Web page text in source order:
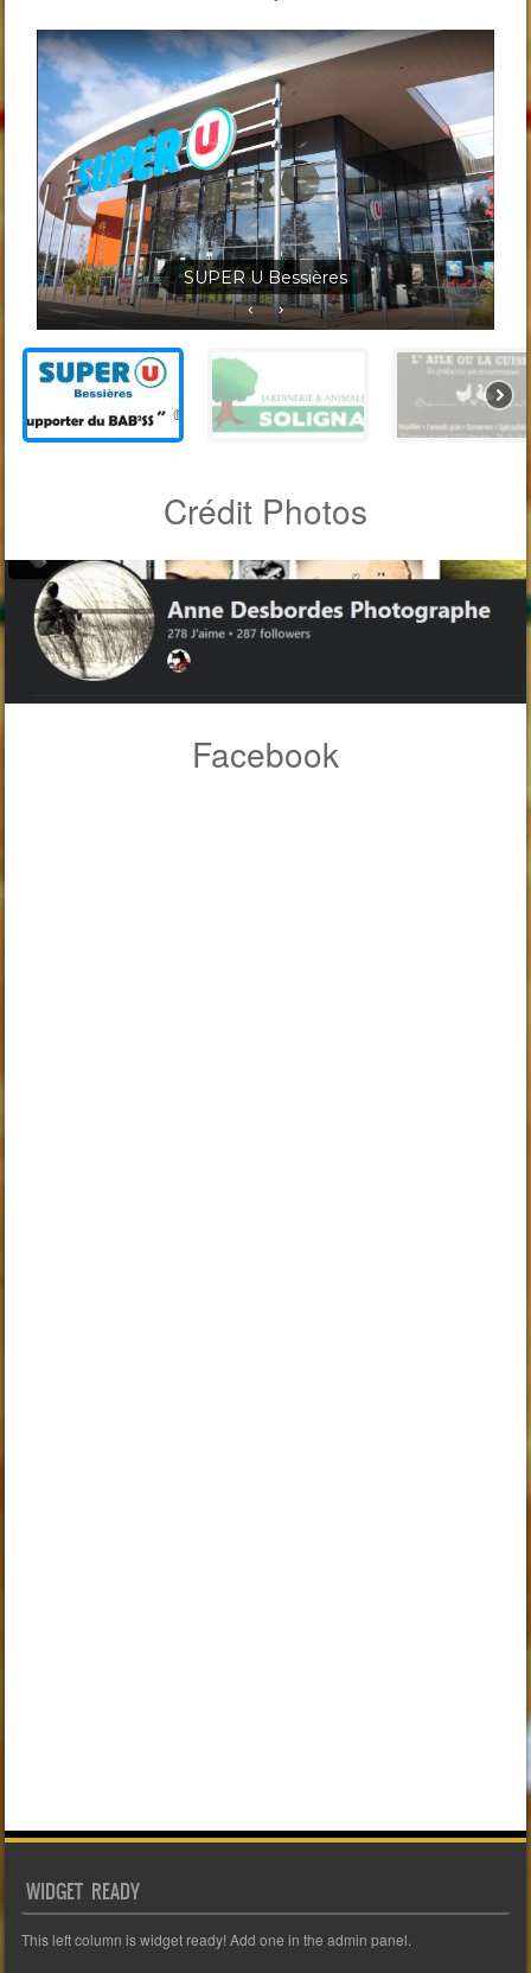
Jardineris Solignac Bessières
Crédit Photos
Facebook
WIDGET READY
This left column is widget ready! Add one in the admin panel.